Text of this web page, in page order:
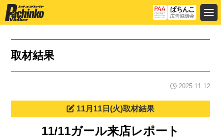
取材結果
2025.11.12
11月11日(火)取材結果
11/11ガール来店レポート